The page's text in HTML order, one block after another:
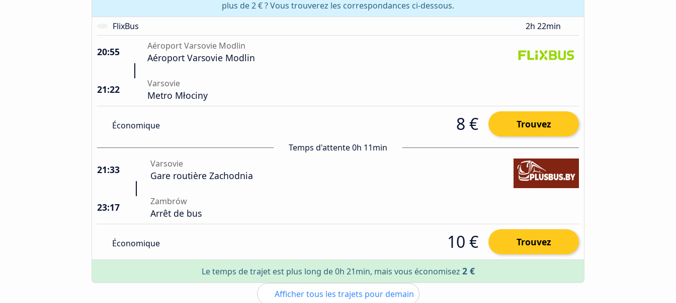
plus de 2 € ? Vous trouverez les correspondances ci-dessous.
FlixBus
2h 22min
20:55 Aéroport Varsovie Modlin
Aéroport Varsovie Modlin
21:22 Varsovie
Metro Młociny
Économique 8 € Trouvez
Temps d'attente 0h 11min
21:33 Varsovie
Gare routière Zachodnia
23:17 Zambrów
Arrêt de bus
Économique 10 € Trouvez
Le temps de trajet est plus long de 0h 21min, mais vous économisez 2 €
Afficher tous les trajets pour demain